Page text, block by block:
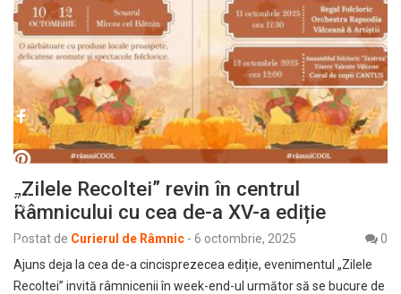
„Zilele Recoltei” revin în centrul
Râmnicului cu cea de-a XV-a ediție
Postat de Curierul de Râmnic - 6 octombrie, 2025
0
Ajuns deja la cea de-a cincisprezecea ediție, evenimentul „Zilele
Recoltei” invită râmnicenii în week-end-ul următor să se bucure de